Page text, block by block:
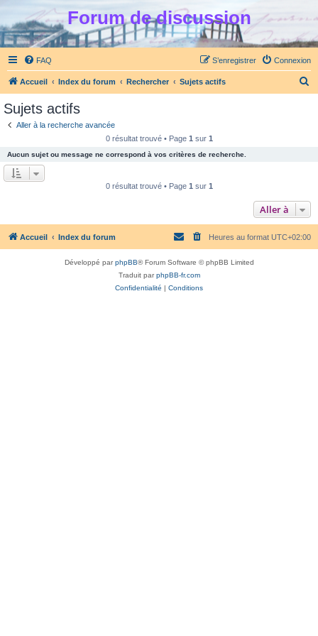
Forum de discussion
FAQ Connexion
S’enregistrer
Accueil Index du forum Rechercher Sujets actifs
e
r
Sujets actifs
Aller à la recherche avancée
0 résultat trouvé • Page 1 sur 1
Aucun sujet ou message ne correspond à vos critères de recherche.
0 résultat trouvé • Page 1 sur 1
Aller à
Accueil Index du forum Heures au format UTC+02:00
Développé parphpBB® Forum Software © phpBB Limited
Traduit parphpBB-fr.com
Confidentialité | Conditions